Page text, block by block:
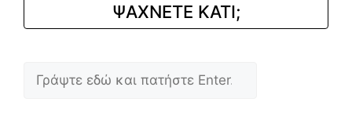
ΨΑΧΝΕΤΕ ΚΑΤΙ;